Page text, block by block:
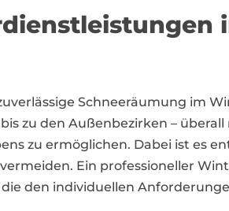
Schneeräumung im
zu den Außenbezirken –
zu ermöglichen. Dabei ist es
Ein professioneller
den individuellen